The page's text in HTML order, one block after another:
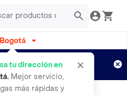
Bogotá
tu dirección en
. Mejor servicio,
más rápidas y
por semanas
Aplican TyC